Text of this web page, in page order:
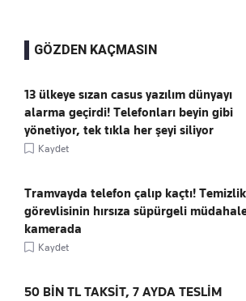
GÖZDEN KAÇMASIN
13 ülkeye sızan casus yazılım dünyayı
alarma geçirdi! Telefonları beyin gibi
yönetiyor, tek tıkla her şeyi siliyor
Kaydet
Tramvayda telefon çalıp kaçtı! Temizlik
görevlisinin hırsıza süpürgeli
kamerada
Kaydet
50 BİN TL TAKSİT, 7 AYDA TESLİM